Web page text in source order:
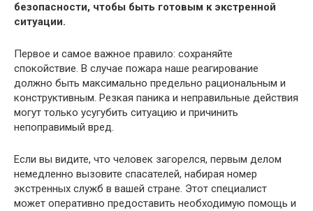
безопасности, чтобы быть готовым к экстренной
ситуации.
Первое и самое важное правило: сохраняйте
спокойствие. В случае пожара наше реагирование
должно быть максимально предельно рациональным и
конструктивным. Резкая паника и неправильные действия
могут только усугубить ситуацию и причинить
непоправимый вред.
Если вы видите, что человек загорелся, первым делом
немедленно вызовите спасателей, набирая номер
экстренных служб в вашей стране. Этот специалист
может оперативно предоставить необходимую помощь и